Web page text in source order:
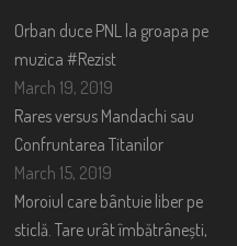
Orban duce PNL la groapa pe
muzica #Rezist
March 19, 2019
Rares versus Mandachi sau
Confruntarea Titanilor
March 15, 2019
Moroiul care bântuie liber pe
sticlă. Tare urât îmbătrânești,